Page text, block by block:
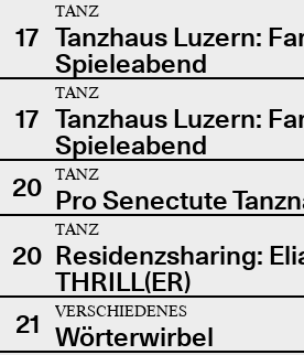
17
TANZ
Tanzhaus Luzern:
Spieleabend
17
TANZ
Tanzhaus Luzern:
Spieleabend
20
TANZ
Pro Senectute
20
TANZ
Residenzsharing:
THRILL(ER)
21
VERSCHIEDENES
Wörterwirbel